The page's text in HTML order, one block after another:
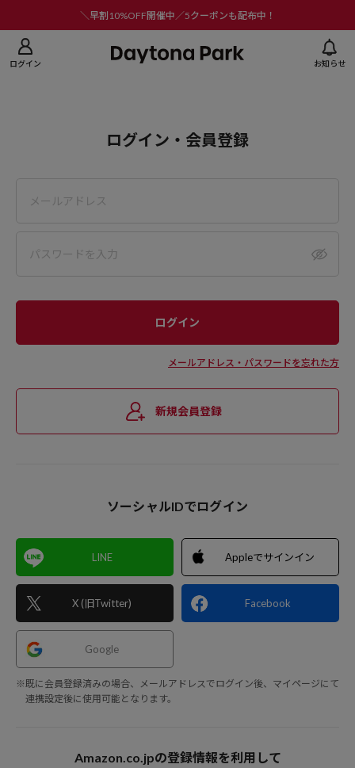
＼早割10%OFF開催中／5クーポンも配布中！
ログイン お知らせ
ログイン・会員登録
メールアドレス・パスワードを忘れた方
新規会員登録
ソーシャルIDでログイン
LINE
X (旧Twitter)
Appleでサインイン
Facebook
Google
※既に会員登録済みの場合、メールアドレスでログイン後、マイページにて
連携設定後に使用可能となります。
Amazon.co.jpの登録情報を利用して